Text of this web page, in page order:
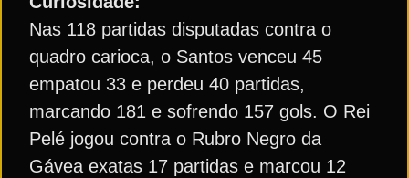
Nas 118 partidas disputadas contra o
quadro carioca, o Santos venceu 45
empatou 33 e perdeu 40 partidas,
marcando 181 e sofrendo 157 gols. O Rei
Pelé jogou contra o Rubro Negro da
Gávea exatas 17 partidas e marcou 12